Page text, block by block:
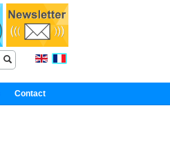
Contact